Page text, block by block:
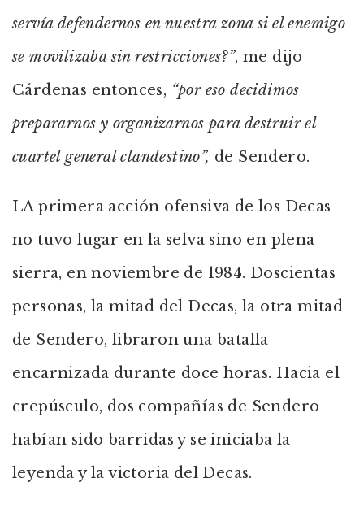
servía defendernos en nuestra zona si el enemigo
se movilizaba sin restricciones?”, me dijo
Cárdenas entonces, “por eso decidimos
prepararnos y organizarnos para destruir el
cuartel general clandestino”, de Sendero.
LA primera acción ofensiva de los Decas
no tuvo lugar en la selva sino en plena
sierra, en noviembre de 1984. Doscientas
personas, la mitad del Decas, la otra mitad
de Sendero, libraron una batalla
encarnizada durante doce horas. Hacia el
crepúsculo, dos compañías de Sendero
habían sido barridas y se iniciaba la
leyenda y la victoria del Decas.